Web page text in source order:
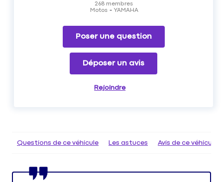
Motos YAMAHA
268membres
Poser une question
Déposer un avis
Rejoindre
Questions de ce véhicule Les astuces Avis de ce véhicule